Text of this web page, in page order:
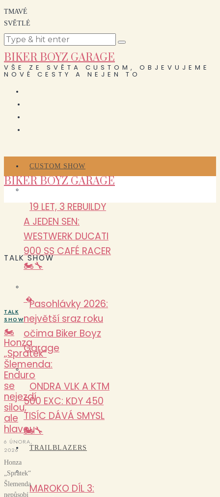
TMAVÉ
SVĚTLÉ
BIKER BOYZ GARAGE
VŠE ZE SVĚTA CUSTOM, OBJEVUJEME
NOVÉ CESTY A NEJEN TO
CUSTOM SHOW
19 LET, 3 REBUILDY
A JEDEN SEN:
WESTWERK DUCATI
900 SS CAFÉ RACER
🏍️🔧
Pasohlávky 2026:
největší sraz roku
očima Biker Boyz
Garage
ONDRA VLK A KTM
500 EXC: KDY 450
TISÍC DÁVÁ SMYSL
🏍️🔧
TRAILBLAZERS
MAROKO DÍL 3:
BIKER BOYZ GARAGE
TALK SHOW
�
TALK
SHOW
🏍️
Honza
„Spratek“
Šlemenda:
Enduro
se
nejezdí
silou,
ale
hlavou
6 ÚNORA,
2026
Honza
„Spratek“
Šlemenda
nepůsobí